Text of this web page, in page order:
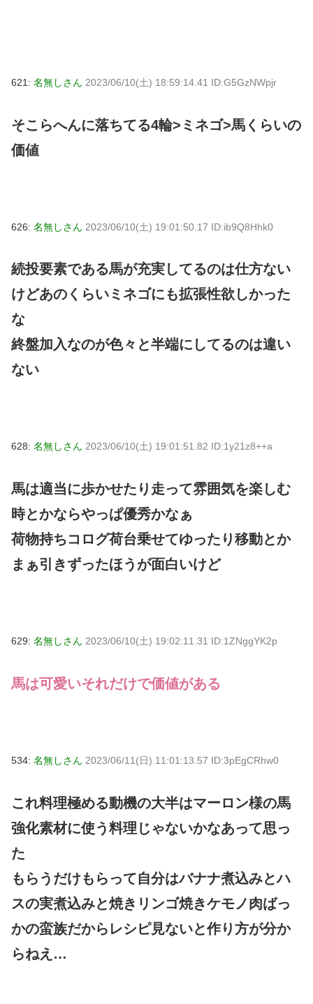
621: 名無しさん 2023/06/10(土) 18:59:14.41 ID:G5GzNWpjr
そこらへんに落ちてる4輪>ミネゴ>馬くらいの
価値
626: 名無しさん 2023/06/10(土) 19:01:50.17 ID:ib9Q8Hhk0
続投要素である馬が充実してるのは仕方ない
けどあのくらいミネゴにも拡張性欲しかった
な
終盤加入なのが色々と半端にしてるのは違い
ない
628: 名無しさん 2023/06/10(土) 19:01:51.82 ID:1y21z8++a
馬は適当に歩かせたり走って雰囲気を楽しむ
時とかならやっぱ優秀かなぁ
荷物持ちコログ荷台乗せてゆったり移動とか
まぁ引きずったほうが面白いけど
629: 名無しさん 2023/06/10(土) 19:02:11.31 ID:1ZNggYK2p
馬は可愛いそれだけで価値がある
534: 名無しさん 2023/06/11(日) 11:01:13.57 ID:3pEgCRhw0
これ料理極める動機の大半はマーロン様の馬
強化素材に使う料理じゃないかなあって思っ
た
もらうだけもらって自分はバナナ煮込みとハ
スの実煮込みと焼きリンゴ焼きケモノ肉ばっ
かの蛮族だからレシピ見ないと作り方が分か
らねえ…